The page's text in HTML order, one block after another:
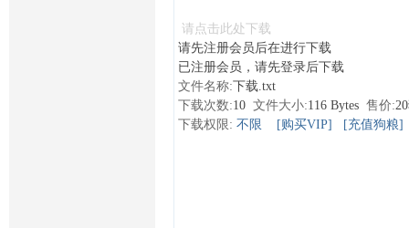
请点击此处下载
请先注册会员后在进行下载
已注册会员，请先登录后下载
文件名称:下载.txt
下载次数:10 文件大小:116 Bytes 售价:
下载权限: 不限 [购买VIP] [充值狗粮]